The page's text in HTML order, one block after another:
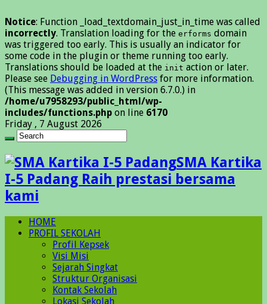
Notice: Function _load_textdomain_just_in_time was called
incorrectly. Translation loading for the erforms domain
was triggered too early. This is usually an indicator for
some code in the plugin or theme running too early.
Translations should be loaded at the init action or later.
Please see Debugging in WordPress for more information.
(This message was added in version 6.7.0.) in
/home/u7958293/public_html/wp-
includes/functions.php on line 6170
Friday , 7 August 2026
SMA Kartika
I-5 Padang Raih prestasi bersama
kami
HOME
PROFIL SEKOLAH
Profil Kepsek
Visi Misi
Sejarah Singkat
Struktur Organisasi
Kontak Sekolah
Lokasi Sekolah